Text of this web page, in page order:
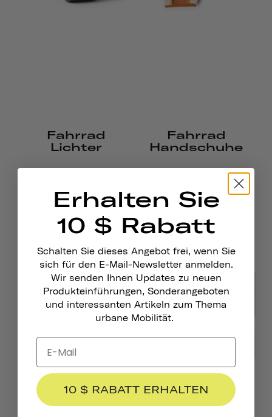
Fahrrad
Lichter
Fahrrad
Handschuhe
Erhalten Sie
10 $ Rabatt
Schalten Sie dieses Angebot frei, wenn Sie
sich für den E-Mail-Newsletter anmelden.
Wir senden Ihnen Updates zu neuen
Produkteinführungen, Sonderangeboten
und interessanten Artikeln zum Thema
urbane Mobilität.
10 $ RABATT ERHALTEN